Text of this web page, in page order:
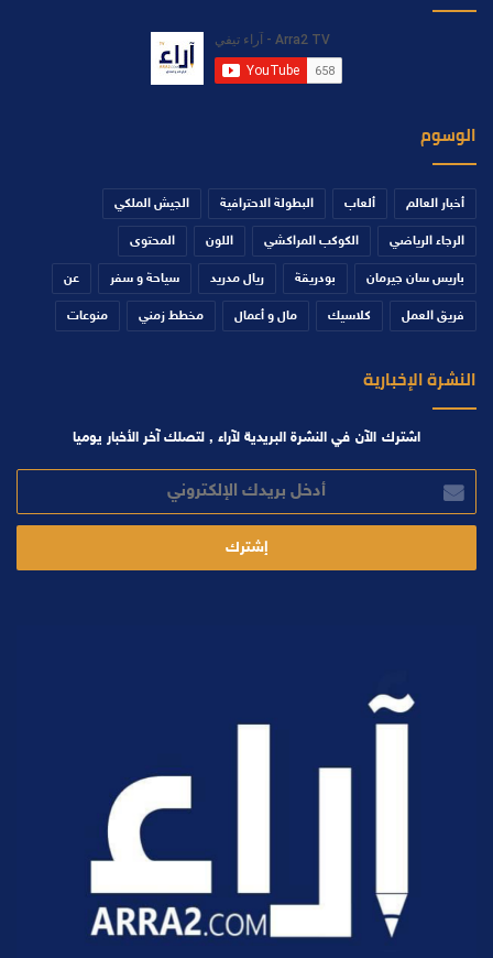
الوسوم
أخبار العالم ألعاب البطولة الاحترافية الجيش الملكي
الرجاء الرياضي الكوكب المراكشي اللون المحتوى
باريس سان جيرمان بودريقة ريال مدريد سياحة و سفر عن
فريق العمل كلاسيك مال و أعمال مخطط زمني منوعات
النشرة الإخبارية
اشترك الآن في النشرة البريدية لآراء , لتصلك آخر الأخبار يوميا
بريدك
الإلكتروني